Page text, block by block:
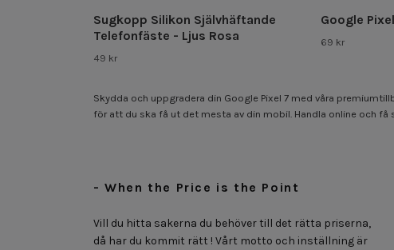
Sugkopp Silikon Självhäftande
Telefonfäste - Ljus Rosa
49 kr
Google
69 kr
Skydda och uppgradera din Google Pixel 7 med våra
för att du ska få ut det mesta av din mobil. Handla online och få
- When the Price is the Point
Vill du hitta sakerna du behöver till det rätta priserna,
då har du kommit rätt ! Vårt motto och inställning är